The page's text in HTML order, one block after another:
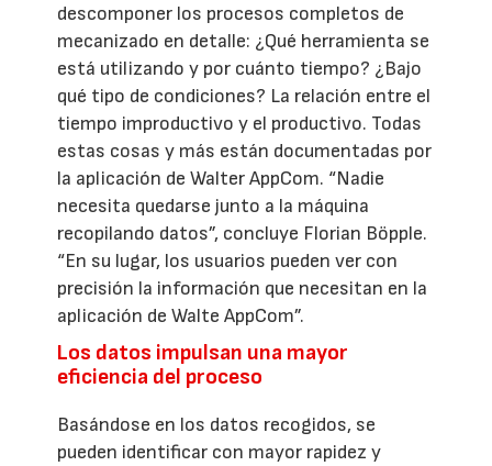
descomponer los procesos completos de
mecanizado en detalle: ¿Qué herramienta se
está utilizando y por cuánto tiempo? ¿Bajo
qué tipo de condiciones? La relación entre el
tiempo improductivo y el productivo. Todas
estas cosas y más están documentadas por
la aplicación de Walter AppCom. “Nadie
necesita quedarse junto a la máquina
recopilando datos”, concluye Florian Böpple.
“En su lugar, los usuarios pueden ver con
precisión la información que necesitan en la
aplicación de Walte AppCom”.
Los datos impulsan una mayor
eficiencia del proceso
Basándose en los datos recogidos, se
pueden identificar con mayor rapidez y